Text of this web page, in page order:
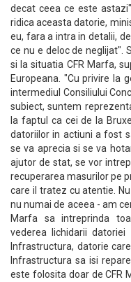
decat ceea ce este
ridica aceasta datorie,
eu, fara a intra in detalii,
ce nu e deloc de neglijat".
si la situatia CFR Marfa,
Europeana. "Cu privire la
intermediul Consiliului
subiect, suntem
la faptul ca cei de la
datoriilor in actiuni a fost
se va aprecia si se va
ajutor de stat, se vor
recuperarea masurilor pe
care il tratez cu atentie.
nu numai de aceea - am
Marfa sa intreprinda
vederea lichidarii
Infrastructura, datorie
Infrastructura sa isi
este folosita doar de CFR